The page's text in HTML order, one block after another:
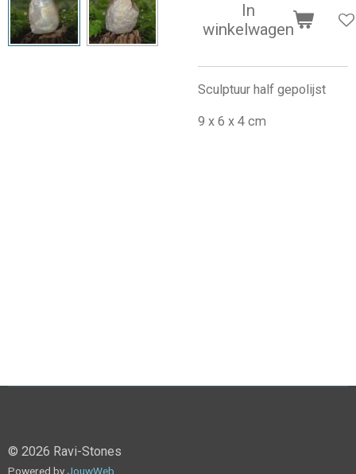
In
winkelwagen
Sculptuur half gepolijst
9 x 6 x 4 cm
© 2026 Ravi-Stones
Powered by JouwWeb